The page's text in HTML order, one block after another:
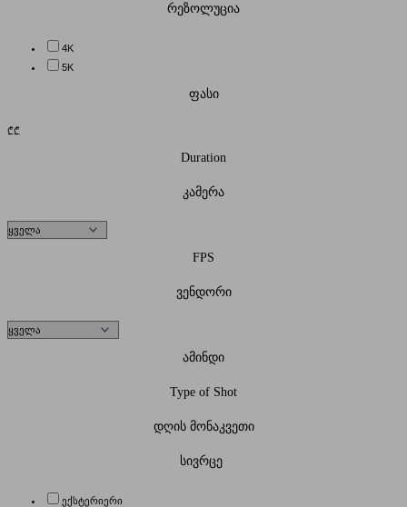
რეზოლუცია
4K
5K
ფასი
₾₾
Duration
კამერა
FPS
ვენდორი
ამინდი
Type of Shot
დღის მონაკვეთი
სივრცე
ექსტერიერი